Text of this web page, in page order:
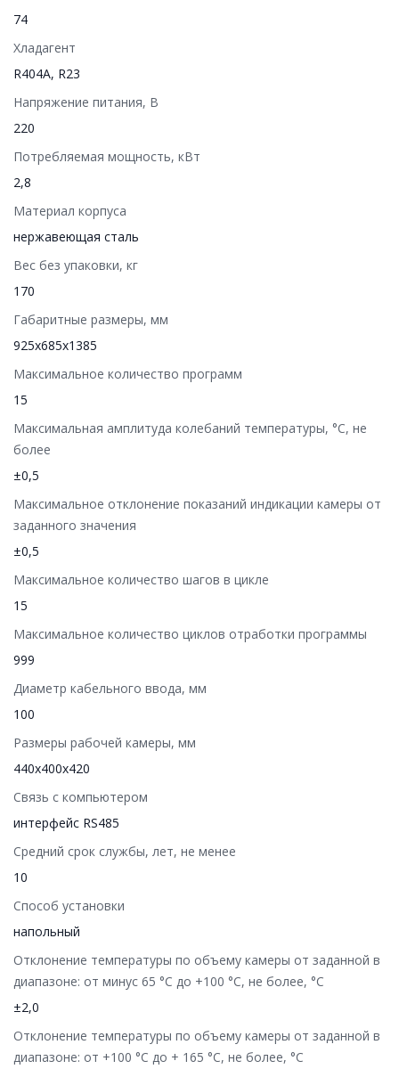
74
Хладагент
R404A, R23
Напряжение питания, В
220
Потребляемая мощность, кВт
2,8
Материал корпуса
нержавеющая сталь
Вес без упаковки, кг
170
Габаритные размеры, мм
925х685х1385
Максимальное количество программ
15
Максимальная амплитуда колебаний температуры, °C, не
более
±0,5
Максимальное отклонение показаний индикации камеры от
заданного значения
±0,5
Максимальное количество шагов в цикле
15
Максимальное количество циклов отработки программы
999
Диаметр кабельного ввода, мм
100
Размеры рабочей камеры, мм
440х400х420
Связь с компьютером
интерфейс RS485
Средний срок службы, лет, не менее
10
Способ установки
напольный
Отклонение температуры по объему камеры от заданной в
диапазоне: от минус 65 °C до +100 °C, не более, °C
±2,0
Отклонение температуры по объему камеры от заданной в
диапазоне: от +100 °C до + 165 °C, не более, °C